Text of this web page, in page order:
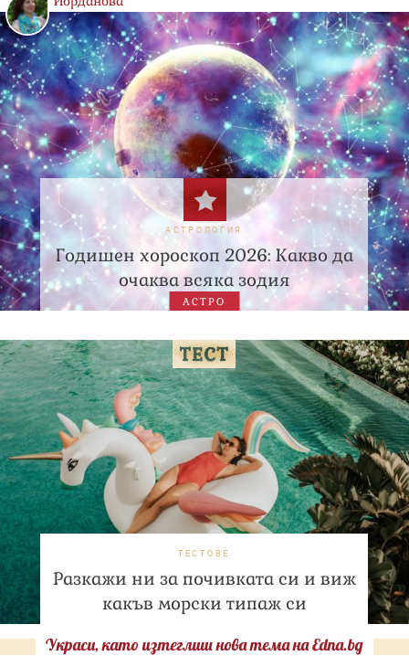
АСТРОЛОГИЯ
Годишен хороскоп 2026: Какво да
очаква всяка зодия
АСТРО
ТЕСТОВЕ
Разкажи ни за почивката си и виж
какъв морски типаж си
Украси, като изтеглиш нова тема на Edna.bg